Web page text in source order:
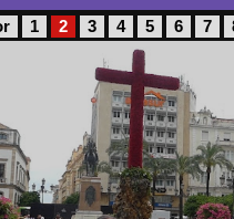
1 2 3 4 5 6 7